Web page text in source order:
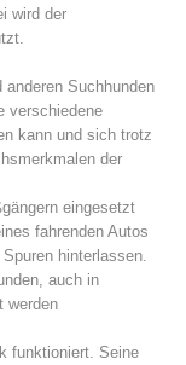
wird der
Suchhunden
verschiedene
kann und sich trotz
der
eingesetzt
fahrenden Autos
hinterlassen.
auch in
werden
funktioniert. Seine